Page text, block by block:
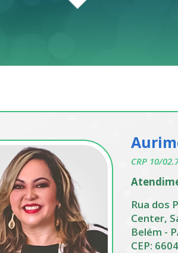
CRP 10/
Rua dos
Center,
Belém -
CEP: